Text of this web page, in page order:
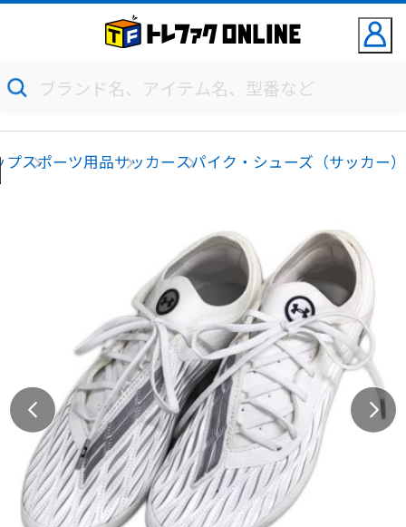
プスポーツ用品サッカースパイク・シューズ（サッカー）